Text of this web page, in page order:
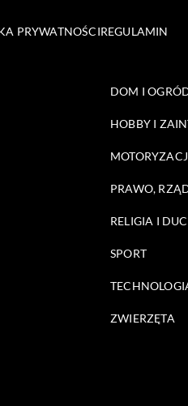
PRYWATNOŚCIREGULAMIN
DOM I
HOBBY I
PRAWO,
RELIGIA I
SPORT
ZWIERZĘTA